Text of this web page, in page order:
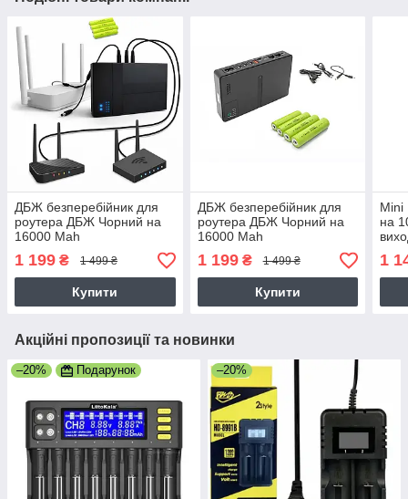
ДБЖ безперебійник для
роутера ДБЖ Чорний на
16000 Mah
1 199 ₴ 1 499 ₴
Купити
ДБЖ безперебійник для
роутера ДБЖ Чорний на
16000 Mah
1 199₴ 1 499 ₴
Купити
Mini
на
для
1
Акційні пропозиції та новинки
–20% Подарунок –20%